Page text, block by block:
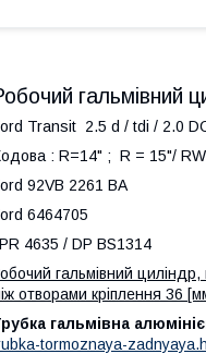
гальмівний
Transit 2.5 d / tdi / 2.0
: R=14" ; R = 15"/
92VB 2261 BA
6464705
4635 / DP BS1314
гальмівний
отворами кріплення 36
гальмівна
tormoznaya-